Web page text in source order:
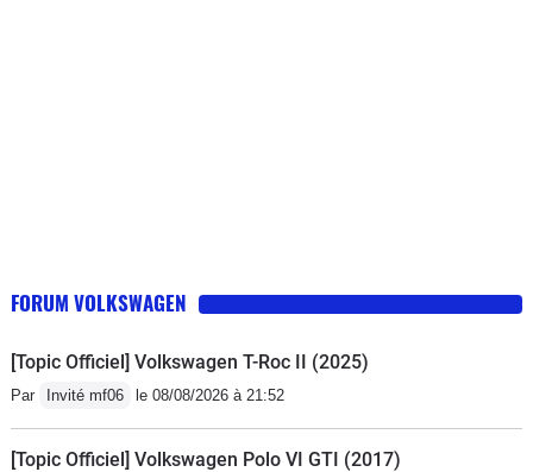
FORUM VOLKSWAGEN
[Topic Officiel] Volkswagen T-Roc II (2025)
Par Invité mf06 le 08/08/2026 à 21:52
[Topic Officiel] Volkswagen Polo VI GTI (2017)